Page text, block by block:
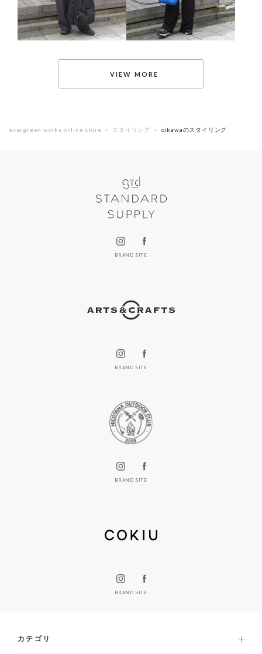
evergreen works online store スタイリング oikawaのスタイリング
BRAND SITE
BRAND SITE
BRAND SITE
BRAND SITE
カテゴリ